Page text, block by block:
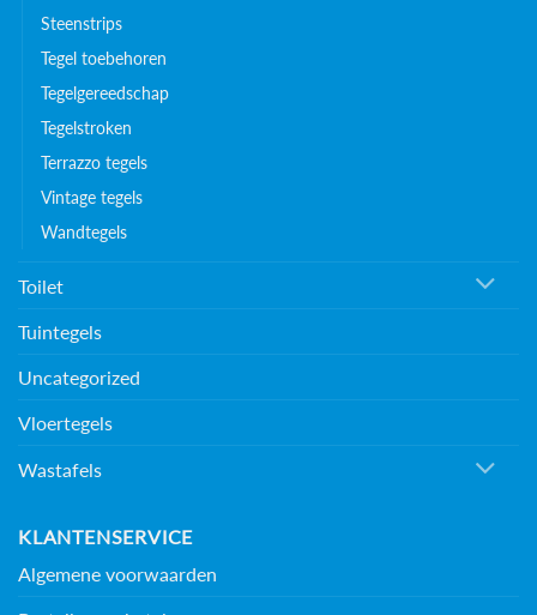
Steenstrips
Tegel toebehoren
Tegelgereedschap
Tegelstroken
Terrazzo tegels
Vintage tegels
Wandtegels
Toilet
Tuintegels
Uncategorized
Vloertegels
Wastafels
KLANTENSERVICE
Algemene voorwaarden